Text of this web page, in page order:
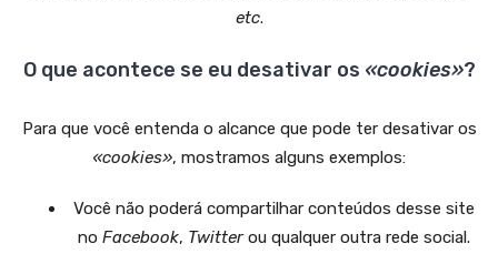
etc.
O que acontece se eu desativar os «cookies»?
Para que você entenda o alcance que pode ter desativar os
«cookies», mostramos alguns exemplos:
Você não poderá compartilhar conteúdos desse site
no Facebook, Twitter ou qualquer outra rede social.